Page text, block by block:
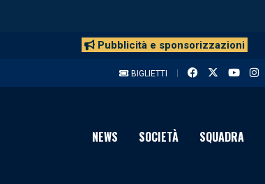
Pubblicità e sponsorizzazioni
BIGLIETTI
NEWS SOCIETÀ SQUADRA